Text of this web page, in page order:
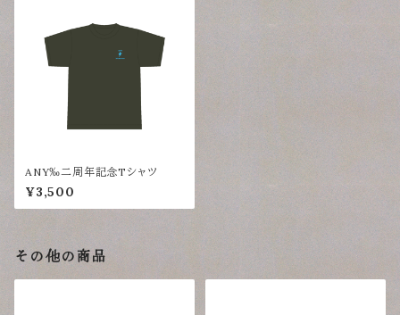
ANY‰二周年記念Tシャツ
¥3,500
その他の商品